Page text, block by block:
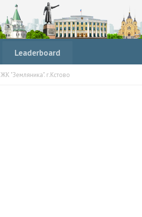
Leaderboard
ЖК "Земляника". г.Кстово